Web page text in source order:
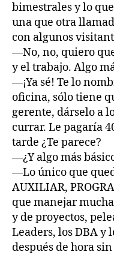
bimestrales y lo
una que otra
con algunos
—No, no, quiero
y el trabajo. Algo
—¡Ya sé! Te lo
oficina, sólo tiene
gerente, dárselo a
currar. Le pagaría
tarde ¿Te parece?
—¿Y algo más
—Lo único que
AUXILIAR,
que manejar
y de proyectos,
Leaders, los DBA y
después de hora